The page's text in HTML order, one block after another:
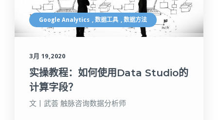
Google Analytics 数据工具 数据方法
3月 19,2020
实操教程：如何使用Data Studio的
计算字段？
文丨武荟 触脉咨询数据分析师